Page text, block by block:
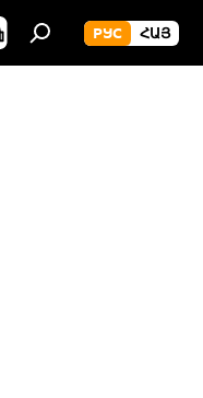
РУС ՀԱՅ